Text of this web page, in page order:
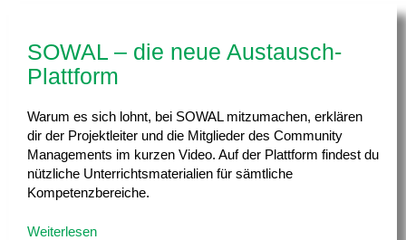
SOWAL – die neue Austausch-
Plattform
Warum es sich lohnt, bei SOWAL mitzumachen, erklären
dir der Projektleiter und die Mitglieder des Community
Managements im kurzen Video. Auf der Plattform findest du
nützliche Unterrichtsmaterialien für sämtliche
Kompetenzbereiche.
Weiterlesen